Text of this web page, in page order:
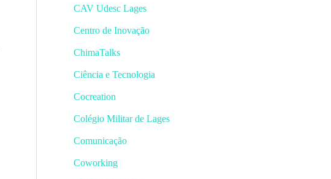
CAV Udesc Lages
Centro de Inovação
ChimaTalks
Ciência e Tecnologia
Cocreation
Colégio Militar de Lages
Comunicação
Coworking